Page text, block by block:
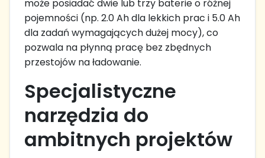
może posiadać dwie lub trzy baterie o różnej
pojemności (np. 2.0 Ah dla lekkich prac i 5.0 Ah
dla zadań wymagających dużej mocy), co
pozwala na płynną pracę bez zbędnych
przestojów na ładowanie.
Specjalistyczne
narzędzia do
ambitnych projektów